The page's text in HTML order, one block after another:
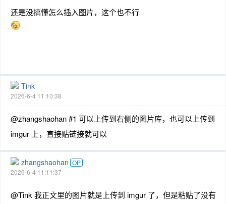
还是没搞懂怎么插入图片，这个也不行
Tink
2026-6-4 11:10:38
@zhangshaohan #1 可以上传到右侧的图片库，也可以上传到
imgur 上，直接贴链接就可以
zhangshaohan OP
2026-6-4 11:11:37
@Tink 我正文里的图片就是上传到 imgur 了，但是粘贴了没有